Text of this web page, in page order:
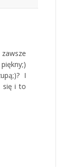
I
się i to